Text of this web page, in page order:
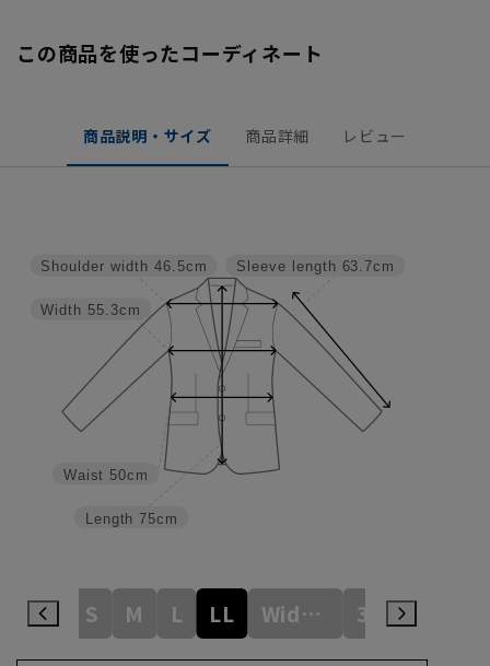
この商品を使ったコーディネート
商品説明・サイズ 商品詳細 レビュー
Sleeve length 63.7cm
Length 75cm
Waist 50cm
Width 55.3cm
Shoulder width 46.5cm
S M L LL WideM 3L WideL